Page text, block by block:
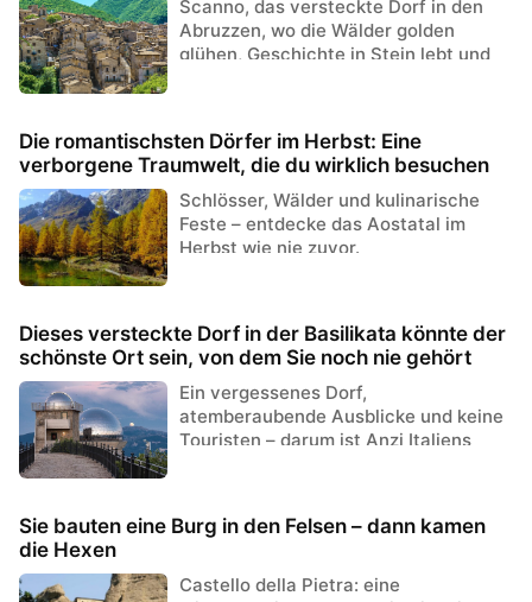
Scanno, das versteckte Dorf in den
Abruzzen, wo die Wälder golden
glühen, Geschichte in Stein lebt und
Die romantischsten Dörfer im Herbst: Eine
verborgene Traumwelt, die du wirklich besuchen
kannst
Schlösser, Wälder und kulinarische
Feste – entdecke das Aostatal im
Herbst wie nie zuvor.
Dieses versteckte Dorf in der Basilikata könnte der
schönste Ort sein, von dem Sie noch nie gehört
haben
Ein vergessenes Dorf,
atemberaubende Ausblicke und keine
Touristen – darum ist Anzi Italiens
Sie bauten eine Burg in den Felsen – dann kamen
die Hexen
Castello della Pietra: eine